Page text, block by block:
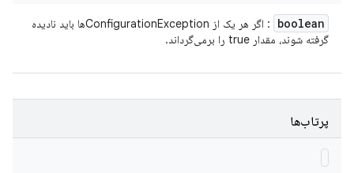
boolean
: اگر هر یک از ConfigurationExceptionها باید نادیده
گرفته شوند، مقدار true را برمی‌گرداند.
پرتاب‌ها